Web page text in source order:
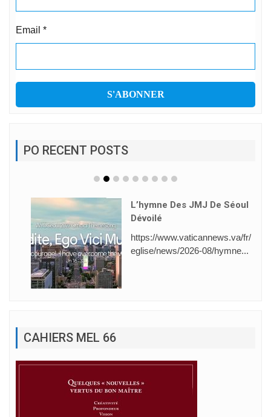
Email *
PO RECENT POSTS
L’hymne Des JMJ De Séoul
Dévoilé
https://www.vaticannews.va/fr/
eglise/news/2026-08/hymne...
CAHIERS MEL 66